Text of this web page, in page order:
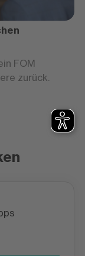
FOM
zurück.